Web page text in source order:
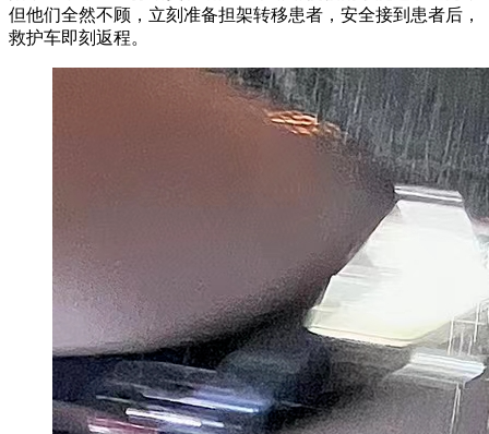
但他们全然不顾，立刻准备担架转移患者，安全接到患者后，
救护车即刻返程。